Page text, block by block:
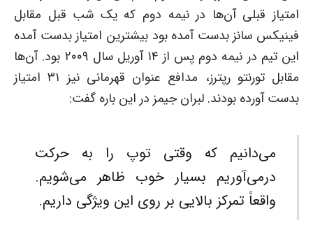
امتیاز قبلی آن‌ها در نیمه دوم که یک شب قبل مقابل
فینیکس سانز بدست آمده بود بیشترین امتیاز بدست آمده
این تیم در نیمه دوم پس از ۱۴ آوریل سال ۲۰۰۹ بود. آن‌ها
مقابل تورنتو رپترز، مدافع عنوان قهرمانی نیز ۳۱ امتیاز
بدست آورده بودند. لبران جیمز در این باره گفت:
می‌دانیم که وقتی توپ را به حرکت
درمی‌آوریم بسیار خوب ظاهر می‌شویم.
واقعاً تمرکز بالایی بر روی این ویژگی داریم.